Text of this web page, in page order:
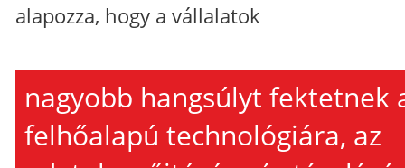
alapozza, hogy a vállalatok
nagyobb hangsúlyt fektetnek
felhőalapú technológiára, az